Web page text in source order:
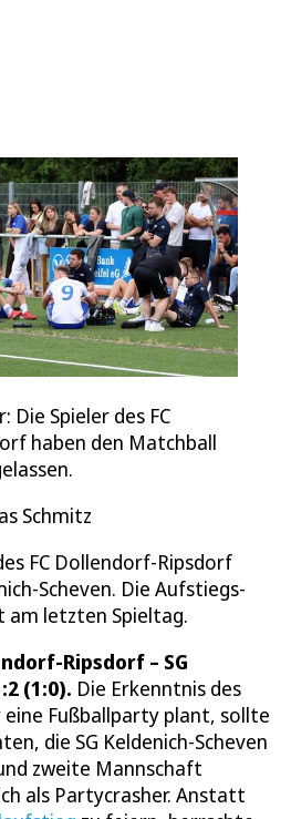
Die Spieler des FC
haben den Matchball
Schmitz
FC Dollendorf-Ripsdorf
Scheven. Die Aufstiegs-
am letzten Spieltag.
Ripsdorf – SG
(1:0). Die Erkenntnis des
Fußballparty plant, sollte
die SG Keldenich-Scheven
zweite Mannschaft
als Partycrasher. Anstatt